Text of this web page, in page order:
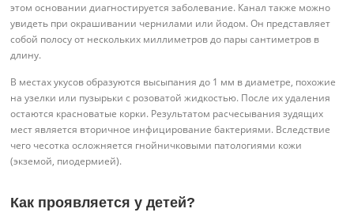
этом основании диагностируется заболевание. Канал также можно
увидеть при окрашивании чернилами или йодом. Он представляет
собой полосу от нескольких миллиметров до пары сантиметров в
длину.
В местах укусов образуются высыпания до 1 мм в диаметре, похожие
на узелки или пузырьки с розоватой жидкостью. После их удаления
остаются красноватые корки. Результатом расчесывания зудящих
мест является вторичное инфицирование бактериями. Вследствие
чего чесотка осложняется гнойничковыми патологиями кожи
(экземой, пиодермией).
Как проявляется у детей?